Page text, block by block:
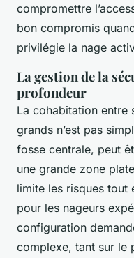
compromettre
bon compromis
privilégie la nage
La gestion de la
profondeur
La cohabitation entre
grands n’est pas
fosse centrale, peut
une grande zone
limite les risques tout
pour les nageurs
configuration
complexe, tant sur le